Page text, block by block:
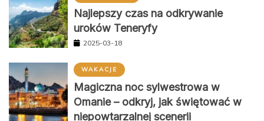
Najlepszy czas na odkrywanie
uroków Teneryfy
2025-03-18
WAKACJE
Magiczna noc sylwestrowa w
Omanie – odkryj, jak świętować w
niepowtarzalnej scenerii